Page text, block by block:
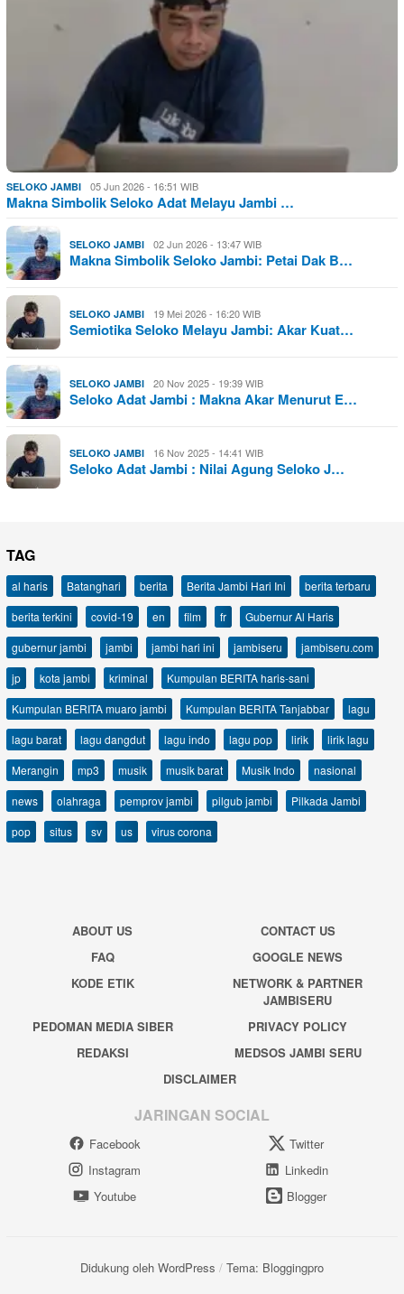
SELOKO JAMBI 05 Jun 2026 - 16:51 WIB
Makna Simbolik Seloko Adat Melayu Jambi …
SELOKO JAMBI 02 Jun 2026 - 13:47 WIB
Makna Simbolik Seloko Jambi: Petai Dak B…
SELOKO JAMBI 19 Mei 2026 - 16:20 WIB
Semiotika Seloko Melayu Jambi: Akar Kuat…
SELOKO JAMBI 20 Nov 2025 - 19:39 WIB
Seloko Adat Jambi : Makna Akar Menurut E…
SELOKO JAMBI 16 Nov 2025 - 14:41 WIB
Seloko Adat Jambi : Nilai Agung Seloko J…
TAG
al haris Batanghari berita Berita Jambi Hari Ini
berita terbaru
berita terkini
covid-19 en film fr
Gubernur Al Haris
gubernur jambi
jambi jambi hari ini jambiseru
jambiseru.com
jp
kota jambi kriminal
Kumpulan BERITA haris-sani
Kumpulan BERITA muaro jambi
Kumpulan BERITA Tanjabbar
lagu
lagu barat
lagu dangdut lagu indo lagu pop lirik
lirik lagu
Merangin
mp3 musik musik barat Musik Indo
nasional
news
olahraga pemprov jambi pilgub jambi
Pilkada Jambi
pop
situs sv us virus corona
ABOUT US
CONTACT US
FAQ
GOOGLE NEWS
KODE ETIK
NETWORK & PARTNER
JAMBISERU
PEDOMAN MEDIA SIBER
PRIVACY POLICY
REDAKSI
MEDSOS JAMBI SERU
DISCLAIMER
JARINGAN SOCIAL
Facebook
Twitter
Instagram
Linkedin
Youtube
Blogger
Didukung oleh WordPress / Tema: Bloggingpro